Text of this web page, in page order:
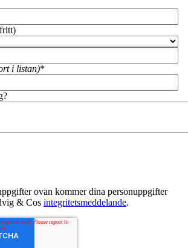
i listan)*
ovan kommer dina personuppgifter
& Cos integritetsmeddelande.